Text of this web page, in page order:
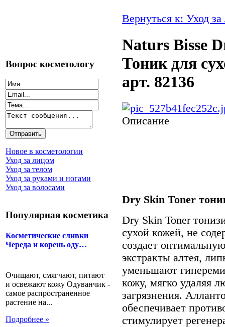
Вопрос косметологу
Новое в косметологии
Уход за лицом
Уход за телом
Уход за руками и ногами
Уход за волосами
Популярная косметика
Косметические сливки
Череда и корень оду…
Очищают, смягчают, питают
и освежают кожу Одуванчик -
самое распространенное
растение на...
Подробнее »
Вернуться к: Уход
Naturs Bisse
Тоник для
арт. 82136
Описание
Dry Skin Toner
Dry Skin Toner
сухой кожей, не
создает
экстракты алтея,
уменьшают
кожу, мягко удаляя
загрязнения.
обеспечивает
стимулирует